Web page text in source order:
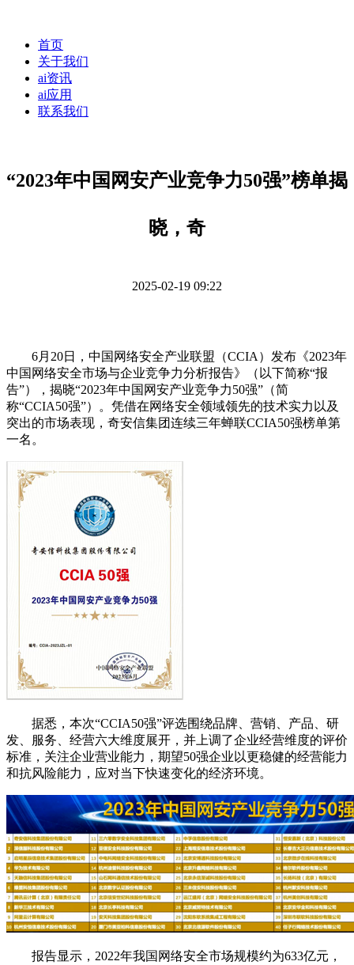
首页
关于我们
ai资讯
ai应用
联系我们
“2023年中国网安产业竞争力50强”榜单揭
晓，奇
2025-02-19 09:22
6月20日，中国网络安全产业联盟（CCIA）发布《2023年
中国网络安全市场与企业竞争力分析报告》（以下简称“报
告”），揭晓“2023年中国网安产业竞争力50强”（简
称“CCIA50强”）。凭借在网络安全领域领先的技术实力以及
突出的市场表现，奇安信集团连续三年蝉联CCIA50强榜单第
一名。
据悉，本次“CCIA50强”评选围绕品牌、营销、产品、研
发、服务、经营六大维度展开，并上调了企业经营维度的评价
标准，关注企业营业能力，期望50强企业以更稳健的经营能力
和抗风险能力，应对当下快速变化的经济环境。
报告显示，2022年我国网络安全市场规模约为633亿元，